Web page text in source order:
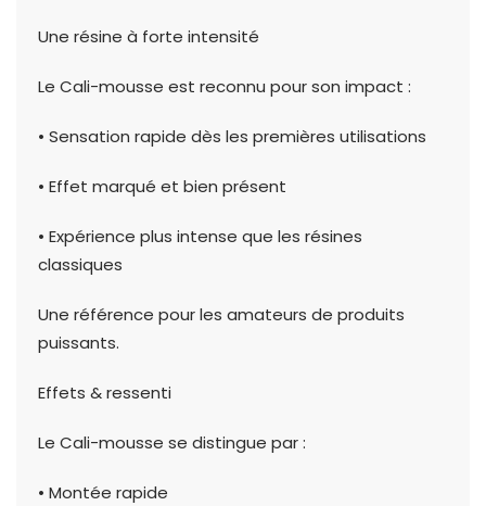
Une résine à forte intensité
Le Cali-mousse est reconnu pour son impact :
• Sensation rapide dès les premières utilisations
• Effet marqué et bien présent
• Expérience plus intense que les résines
classiques
Une référence pour les amateurs de produits
puissants.
Effets & ressenti
Le Cali-mousse se distingue par :
• Montée rapide